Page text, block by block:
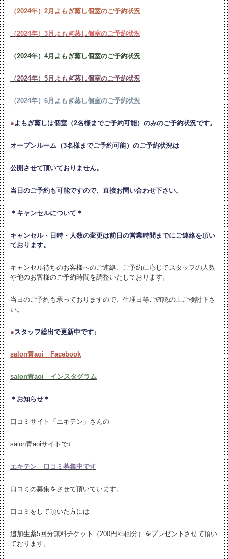
（2024年）2月よもぎ蒸し個室のご予約状況
（2024年）3月よもぎ蒸し個室のご予約状況
（2024年）4月よもぎ蒸し個室のご予約状況
（2024年）5月よもぎ蒸し個室のご予約状況
（2024年）6月よもぎ蒸し個室のご予約状況
●よもぎ蒸しは個室（2名様までご予約可能）のみのご予約状況です。
オープンルーム（3名様までご予約可能）のご予約状況は
公開させて頂いておりません。
当日のご予約も可能ですので、直接お問い合わせ下さい。
＊キャンセルについて＊
キャンセル・日時・人数の変更は前日の営業時間までにご連絡を頂い
ております。
キャンセル待ちのお客様へのご連絡、ご予約に応じてスタッフの人数
や他のお客様のご予約時間を調整いたしております。
当日のご予約も承っておりますので、生理日等ご確認の上ご検討下さ
い。
●スタッフ総出で更新中です↓
salon青aoi Facebook
salon青aoi インスタグラム
＊お知らせ＊
口コミサイト「エキテン」さんの
salon青aoiサイトで↓
エキテン 口コミ募集中です
口コミの募集をさせて頂いています。
口コミをして頂いた方には
追加生薬5回分無料チケット（200円×5回分）をプレゼントさせて頂い
ております。